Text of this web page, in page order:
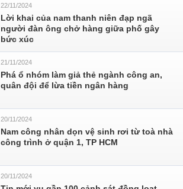
22/11/2024
Lời khai của nam thanh niên đạp ngã
người đàn ông chở hàng giữa phố gây
bức xúc
21/11/2024
Phá ổ nhóm làm giả thẻ ngành công an,
quân đội để lừa tiền ngân hàng
20/11/2024
Nam công nhân dọn vệ sinh rơi từ toà nhà
công trình ở quận 1, TP HCM
20/11/2024